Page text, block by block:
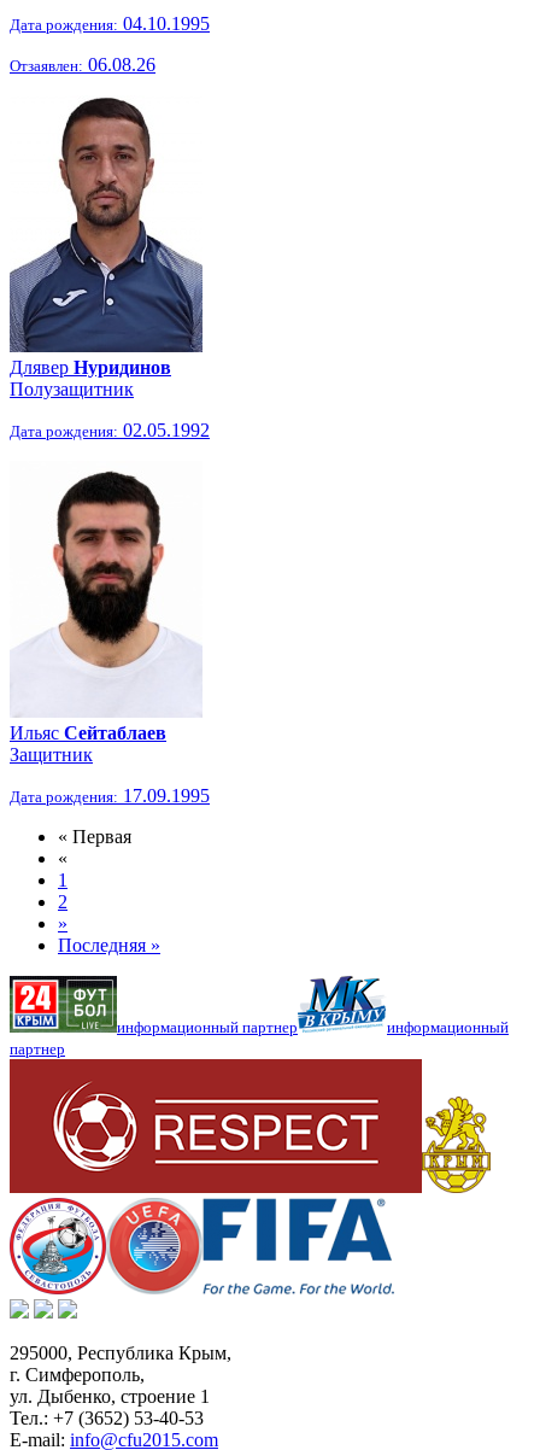
Дата рождения: 04.10.1995
Отзаявлен: 06.08.26
Длявер Нуридинов
Полузащитник
Дата рождения: 02.05.1992
Ильяс Сейтаблаев
Защитник
Дата рождения: 17.09.1995
« Первая
«
1
2
»
Последняя »
информационный партнер
информационный
партнер
295000, Республика Крым,
г. Симферополь,
ул. Дыбенко, строение 1
Тел.: +7 (3652) 53-40-53
E-mail: info@cfu2015.com